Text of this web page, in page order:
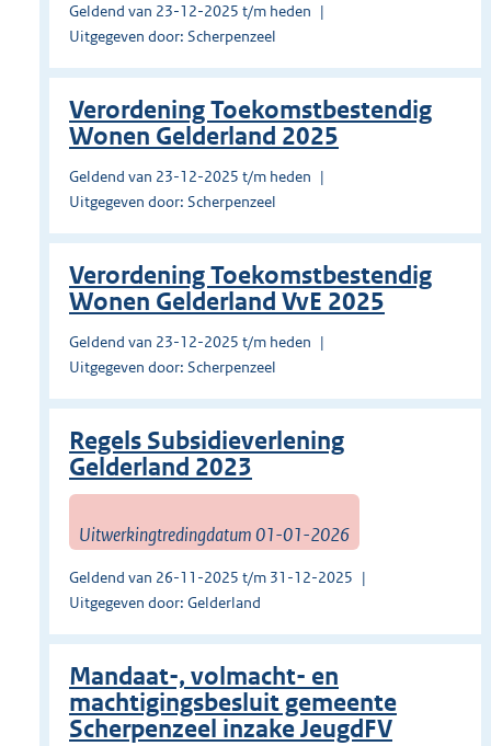
Geldend van 23-12-2025 t/m heden
Uitgegeven door: Scherpenzeel
Verordening Toekomstbestendig
Wonen Gelderland 2025
Geldend van 23-12-2025 t/m heden
Uitgegeven door: Scherpenzeel
Verordening Toekomstbestendig
Wonen Gelderland VvE 2025
Geldend van 23-12-2025 t/m heden
Uitgegeven door: Scherpenzeel
Regels Subsidieverlening
Gelderland 2023
Uitwerkingtredingdatum 01-01-2026
Geldend van 26-11-2025 t/m 31-12-2025
Uitgegeven door: Gelderland
Mandaat-, volmacht- en
machtigingsbesluit gemeente
Scherpenzeel inzake JeugdFV